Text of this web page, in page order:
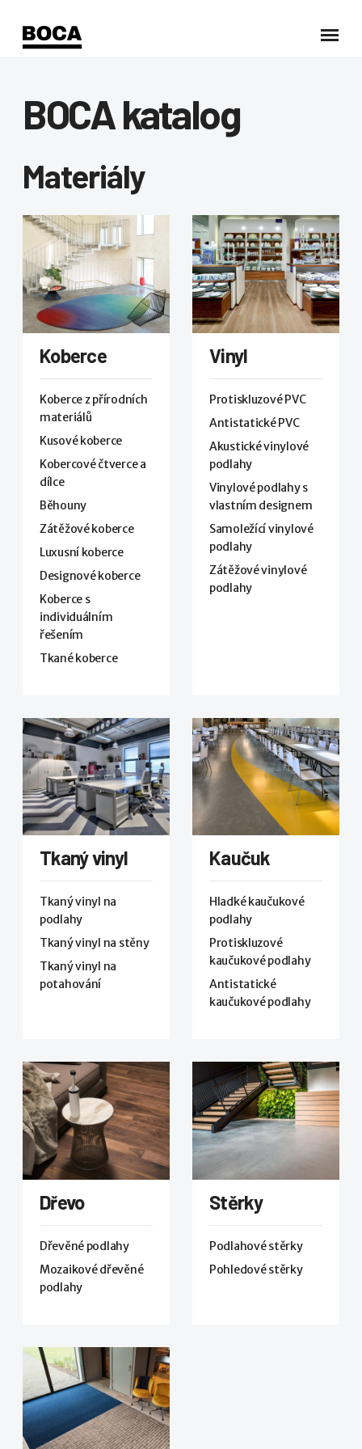
BOCA katalog
Materiály
Koberce
Koberce z přírodních
materiálů
Kusové koberce
Kobercové čtverce a
dílce
Běhouny
Zátěžové koberce
Luxusní koberce
Designové koberce
Koberce s
individuálním
řešením
Tkané koberce
Vinyl
Protiskluzové PVC
Antistatické PVC
Akustické vinylové
podlahy
Vinylové podlahy s
vlastním designem
Samoležící vinylové
podlahy
Zátěžové vinylové
podlahy
Tkaný vinyl
Tkaný vinyl na
podlahy
Tkaný vinyl na stěny
Tkaný vinyl na
potahování
Kaučuk
Hladké kaučukové
podlahy
Protiskluzové
kaučukové podlahy
Antistatické
kaučukové podlahy
Dřevo
Dřevěné podlahy
Mozaikové dřevěné
podlahy
Stěrky
Podlahové stěrky
Pohledové stěrky